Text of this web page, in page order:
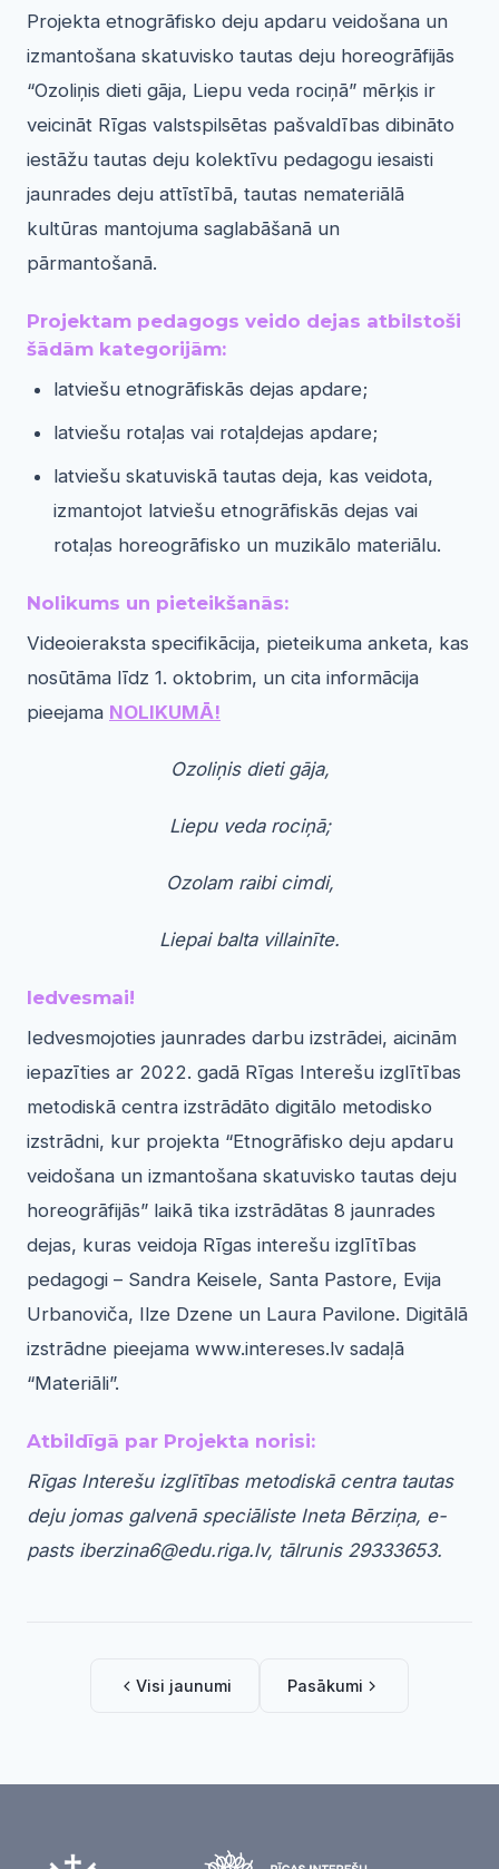
Projekta etnogrāfisko deju apdaru veidošana un
izmantošana skatuvisko tautas deju horeogrāfijās
“Ozoliņis dieti gāja, Liepu veda rociņā” mērķis ir
veicināt Rīgas valstspilsētas pašvaldības dibināto
iestāžu tautas deju kolektīvu pedagogu iesaisti
jaunrades deju attīstībā, tautas nemateriālā
kultūras mantojuma saglabāšanā un
pārmantošanā.
Projektam pedagogs veido dejas atbilstoši
šādām kategorijām:
latviešu etnogrāfiskās dejas apdare;
latviešu rotaļas vai rotaļdejas apdare;
latviešu skatuviskā tautas deja, kas veidota,
izmantojot latviešu etnogrāfiskās dejas vai
rotaļas horeogrāfisko un muzikālo materiālu.
Nolikums un pieteikšanās:
Videoieraksta specifikācija, pieteikuma anketa, kas
nosūtāma līdz 1. oktobrim, un cita informācija
pieejama NOLIKUMĀ!
Ozoliņis dieti gāja,
Liepu veda rociņā;
Ozolam raibi cimdi,
Liepai balta villainīte.
Iedvesmai!
Iedvesmojoties jaunrades darbu izstrādei, aicinām
iepazīties ar 2022. gadā Rīgas Interešu izglītības
metodiskā centra izstrādāto digitālo metodisko
izstrādni, kur projekta “Etnogrāfisko deju apdaru
veidošana un izmantošana skatuvisko tautas deju
horeogrāfijās” laikā tika izstrādātas 8 jaunrades
dejas, kuras veidoja Rīgas interešu izglītības
pedagogi – Sandra Keisele, Santa Pastore, Evija
Urbanoviča, Ilze Dzene un Laura Pavilone. Digitālā
izstrādne pieejama www.intereses.lv sadaļā
“Materiāli”.
Atbildīgā par Projekta norisi:
Rīgas Interešu izglītības metodiskā centra tautas
deju jomas galvenā speciāliste Ineta Bērziņa, e-
pasts iberzina6@edu.riga.lv, tālrunis 29333653.
Visi jaunumi Pasākumi